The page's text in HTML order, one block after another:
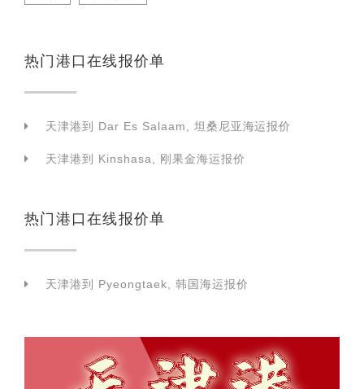
热门港口在线报价单
天津港到 Dar Es Salaam, 坦桑尼亚海运报价
天津港到 Kinshasa, 刚果金海运报价
热门港口在线报价单
天津港到 Pyeongtaek, 韩国海运报价